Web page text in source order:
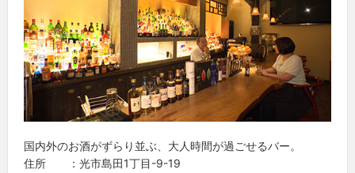
国内外のお酒がずらり並ぶ、大人時間が過ごせるバー。
住所 ：光市島田1丁目-9-19